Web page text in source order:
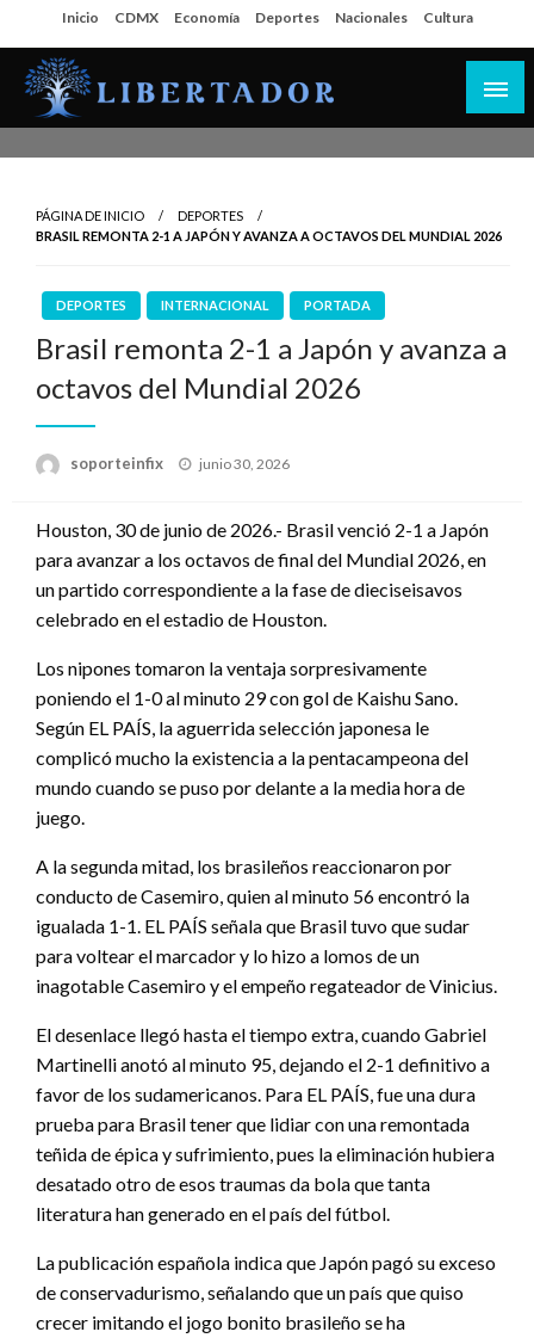
al
contenido
Inicio CDMX Economía Deportes Nacionales Cultura
PÁGINA DE INICIO
DEPORTES
BRASIL REMONTA 2-1 A JAPÓN Y AVANZA A OCTAVOS DEL MUNDIAL 2026
DEPORTES INTERNACIONAL PORTADA
Brasil remonta 2-1 a Japón y avanza a
octavos del Mundial 2026
soporteinfix
Publicado
junio 30, 2026
Houston, 30 de junio de 2026.- Brasil venció 2-1 a Japón
para avanzar a los octavos de final del Mundial 2026, en
un partido correspondiente a la fase de dieciseisavos
celebrado en el estadio de Houston.
Los nipones tomaron la ventaja sorpresivamente
poniendo el 1-0 al minuto 29 con gol de Kaishu Sano.
Según EL PAÍS, la aguerrida selección japonesa le
complicó mucho la existencia a la pentacampeona del
mundo cuando se puso por delante a la media hora de
juego.
A la segunda mitad, los brasileños reaccionaron por
conducto de Casemiro, quien al minuto 56 encontró la
igualada 1-1. EL PAÍS señala que Brasil tuvo que sudar
para voltear el marcador y lo hizo a lomos de un
inagotable Casemiro y el empeño regateador de Vinicius.
El desenlace llegó hasta el tiempo extra, cuando Gabriel
Martinelli anotó al minuto 95, dejando el 2-1 definitivo a
favor de los sudamericanos. Para EL PAÍS, fue una dura
prueba para Brasil tener que lidiar con una remontada
teñida de épica y sufrimiento, pues la eliminación hubiera
desatado otro de esos traumas da bola que tanta
literatura han generado en el país del fútbol.
La publicación española indica que Japón pagó su exceso
de conservadurismo, señalando que un país que quiso
crecer imitando el jogo bonito brasileño se ha